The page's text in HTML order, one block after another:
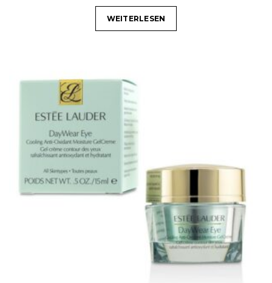
WEITERLESEN